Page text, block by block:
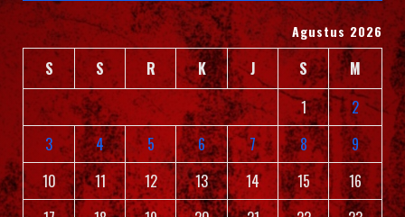
Agustus 2026
S S R K J S
M
1
2
3
4 5 6 7 8
9
10
11 12 13 14 15
16